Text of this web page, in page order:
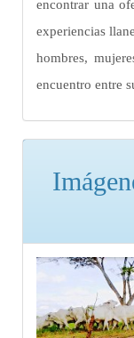
encontrar una
experiencias
hombres,
encuentro entre